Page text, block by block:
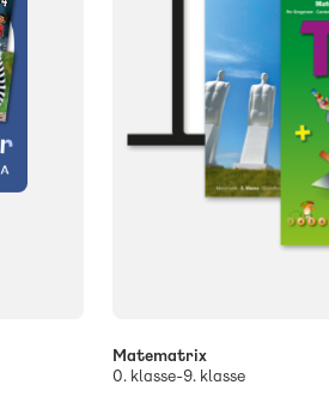
Matematrix
0. klasse-9. klasse